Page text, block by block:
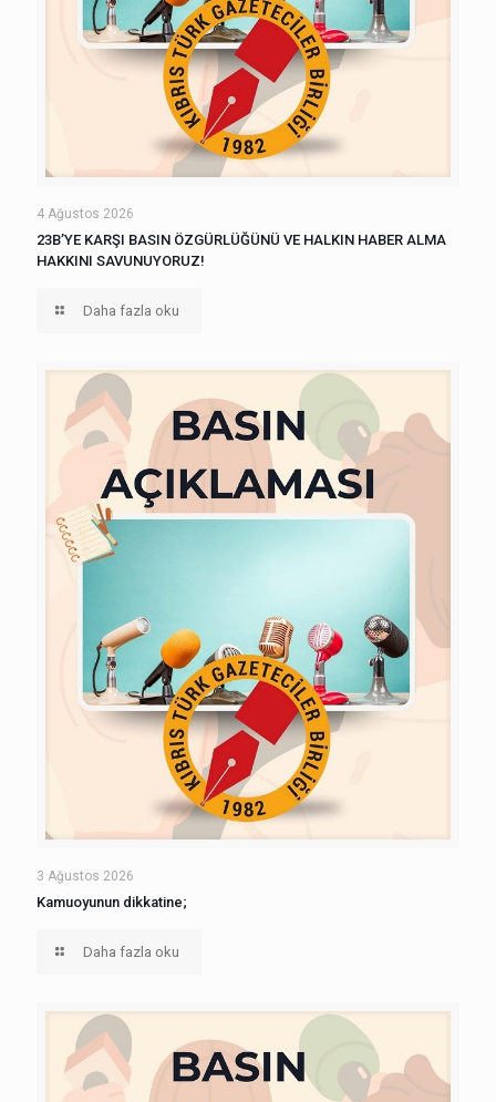
4 Ağustos 2026
23B’YE KARŞI BASIN ÖZGÜRLÜĞÜNÜ VE HALKIN HABER ALMA
HAKKINI SAVUNUYORUZ!
Daha fazla oku
3 Ağustos 2026
Kamuoyunun dikkatine;
Daha fazla oku